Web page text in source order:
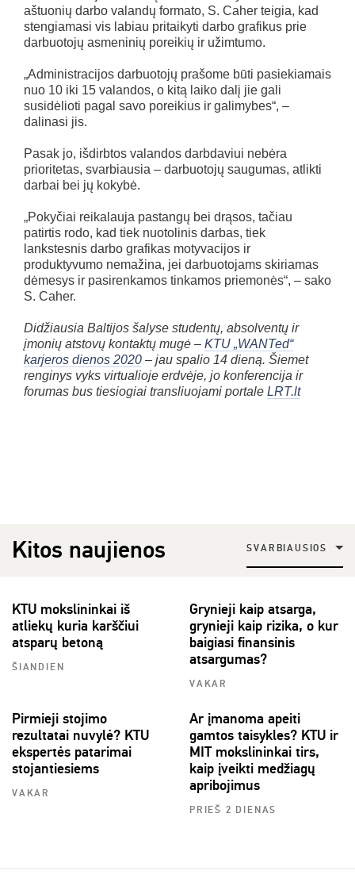
aštuonių darbo valandų formato, S. Caher teigia, kad
stengiamasi vis labiau pritaikyti darbo grafikus prie
darbuotojų asmeninių poreikių ir užimtumo.
„Administracijos darbuotojų prašome būti pasiekiamais
nuo 10 iki 15 valandos, o kitą laiko dalį jie gali
susidėlioti pagal savo poreikius ir galimybes“, –
dalinasi jis.
Pasak jo, išdirbtos valandos darbdaviui nebėra
prioritetas, svarbiausia – darbuotojų saugumas, atlikti
darbai bei jų kokybė.
„Pokyčiai reikalauja pastangų bei drąsos, tačiau
patirtis rodo, kad tiek nuotolinis darbas, tiek
lankstesnis darbo grafikas motyvacijos ir
produktyvumo nemažina, jei darbuotojams skiriamas
dėmesys ir pasirenkamos tinkamos priemonės“, – sako
S. Caher.
Didžiausia Baltijos šalyse studentų, absolventų ir
įmonių atstovų kontaktų mugė – KTU „WANTed“
karjeros dienos 2020 – jau spalio 14 dieną. Šiemet
renginys vyks virtualioje erdvėje, jo konferencija ir
forumas bus tiesiogiai transliuojami portale LRT.lt
Kitos naujienos SVARBIAUSIOS
KTU mokslininkai iš
atliekų kuria karščiui
atsparų betoną
ŠIANDIEN
Grynieji kaip atsarga,
grynieji kaip rizika, o kur
baigiasi finansinis
atsargumas?
VAKAR
Pirmieji stojimo
rezultatai nuvylė? KTU
ekspertės patarimai
stojantiesiems
VAKAR
Ar įmanoma apeiti
gamtos taisykles? KTU ir
MIT mokslininkai tirs,
kaip įveikti medžiagų
apribojimus
PRIEŠ 2 DIENAS